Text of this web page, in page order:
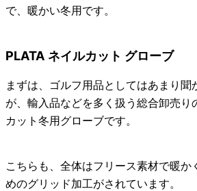
で、暖かい冬用です。
PLATA ネイルカット グローブ
まずは、ゴルフ用品としてはあまり聞
が、輸入品などを多く扱う総合卸売り
カット冬用グローブです。
こちらも、全体はフリース素材で暖か
めのグリッド加工がされています。